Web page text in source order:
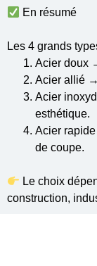
En résumé
Les 4 grands
Acier doux
Acier allié
Acier
esthétique.
Acier
de coupe.
Le choix
construction,